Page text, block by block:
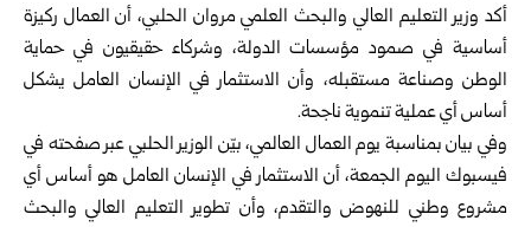
أكد وزير التعليم العالي والبحث العلمي مروان الحلبي، أن العمال ركيزة
أساسية في صمود مؤسسات الدولة، وشركاء حقيقيون في حماية
الوطن وصناعة مستقبله، وأن الاستثمار في الإنسان العامل يشكل
أساس أي عملية تنموية ناجحة.
وفي بيان بمناسبة يوم العمال العالمي، بيّن الوزير الحلبي عبر صفحته في
فيسبوك اليوم الجمعة، أن الاستثمار في الإنسان العامل هو أساس أي
مشروع وطني للنهوض والتقدم، وأن تطوير التعليم العالي والبحث